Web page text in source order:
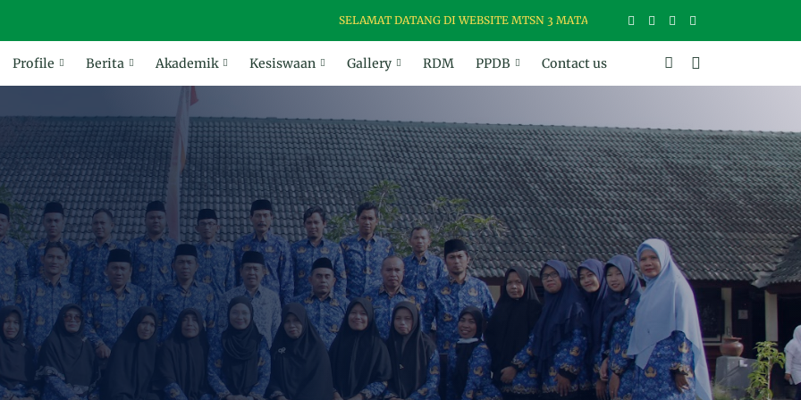
SELAMAT DATANG DI WEBSITE MTSN 3 MATARAM, MADRASAH USWAH (UNGGUL,
Profile Berita Akademik Kesiswaan Gallery RDM PPDB Contact us